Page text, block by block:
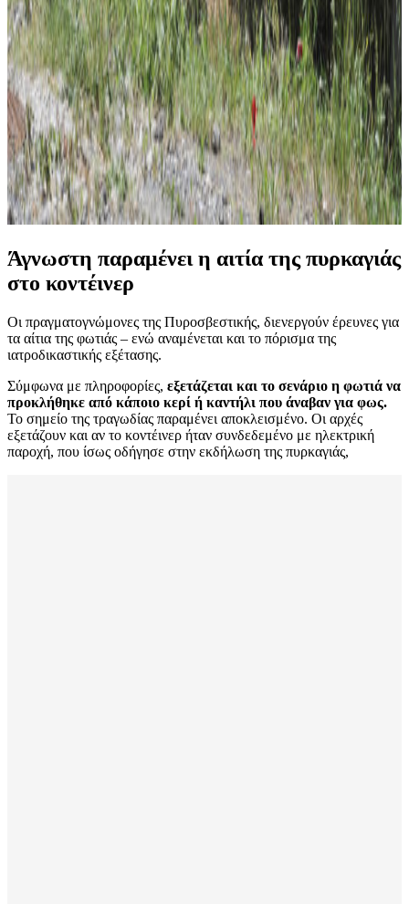
Άγνωστη παραμένει η αιτία της πυρκαγιάς
στο κοντέινερ
Οι πραγματογνώμονες της Πυροσβεστικής, διενεργούν έρευνες για
τα αίτια της φωτιάς – ενώ αναμένεται και το πόρισμα της
ιατροδικαστικής εξέτασης.
Σύμφωνα με πληροφορίες, εξετάζεται και το σενάριο η φωτιά να
προκλήθηκε από κάποιο κερί ή καντήλι που άναβαν για φως.
Το σημείο της τραγωδίας παραμένει αποκλεισμένο. Οι αρχές
εξετάζουν και αν το κοντέινερ ήταν συνδεδεμένο με ηλεκτρική
παροχή, που ίσως οδήγησε στην εκδήλωση της πυρκαγιάς,